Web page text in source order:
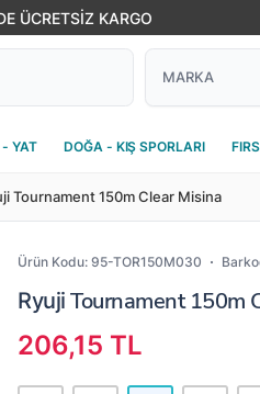
ÜCRETSİZ KARGO
- YAT DOĞA - KIŞ SPORLARI
Tournament 150m Clear Misina
Ürün Kodu: 95-TOR150M030
Ryuji Tournament 150m
206,15 TL